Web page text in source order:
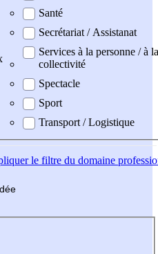
Santé
Secrétariat / Assistanat
Services à la personne / à la
collectivité
Spectacle
Sport
Transport / Logistique
le filtre du domaine